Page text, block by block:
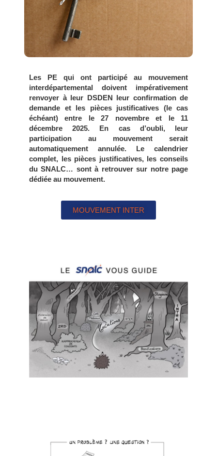
Les PE qui ont participé au mouvement
interdépartemental doivent impérativement
renvoyer à leur DSDEN leur confirmation de
demande et les pièces justificatives (le cas
échéant) entre le 27 novembre et le 11
décembre 2025. En cas d’oubli, leur
participation au mouvement serait
automatiquement annulée. Le calendrier
complet, les pièces justificatives, les conseils
du SNALC… sont à retrouver sur notre page
dédiée au mouvement.
MOUVEMENT INTER